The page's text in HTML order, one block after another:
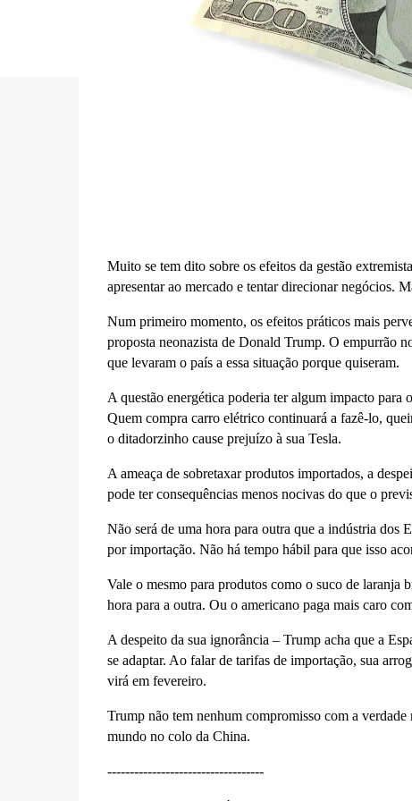
Muito se tem dito sobre os efeitos da gestão
apresentar ao mercado e tentar direcionar negócios.
Num primeiro momento, os efeitos práticos mais
proposta neonazista de Donald Trump. O empurrão
que levaram o país a essa situação porque quiseram.
A questão energética poderia ter algum impacto
Quem compra carro elétrico continuará a fazê-lo,
o ditadorzinho cause prejuízo à sua Tesla.
A ameaça de sobretaxar produtos importados, a
pode ter consequências menos nocivas do que o
Não será de uma hora para outra que a indústria dos
por importação. Não há tempo hábil para que isso
Vale o mesmo para produtos como o suco de laranja
hora para a outra. Ou o americano paga mais caro
A despeito da sua ignorância – Trump acha que a
se adaptar. Ao falar de tarifas de importação, sua
virá em fevereiro.
Trump não tem nenhum compromisso com a
mundo no colo da China.
-----------------------------------